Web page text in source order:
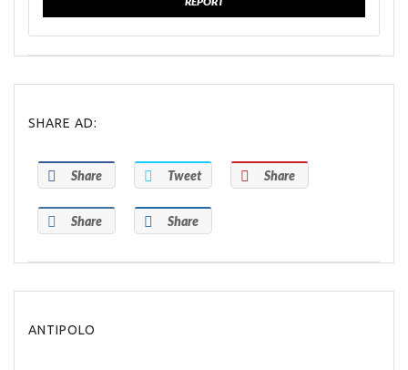
SHARE AD:
Share Tweet Share
Share Share
ANTIPOLO